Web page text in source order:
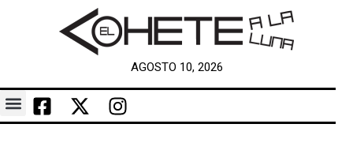
AGOSTO 10, 2026